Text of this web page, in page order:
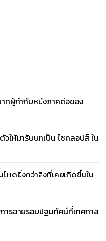
าทผู้กำกับหนังภาคต่อของ
ให้มารับบทเป็น ไซคลอปส์ ใน
หดยิ่งกว่าสิ่งที่เคยเกิดขึ้นใน
ารฉายรอบปฐมทัศน์ที่เทศกาล